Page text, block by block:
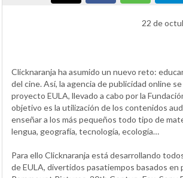
22 de
Clicknaranja ha asumido un nuevo reto:
del cine. Así, la agencia de publicidad online
proyecto EULA, llevado a cabo por la
objetivo es la utilización de los contenidos
enseñar a los más pequeños todo tipo de
lengua, geografía, tecnología, ecología…
Para ello Clicknaranja está desarrollando
de EULA, divertidos pasatiempos basados en